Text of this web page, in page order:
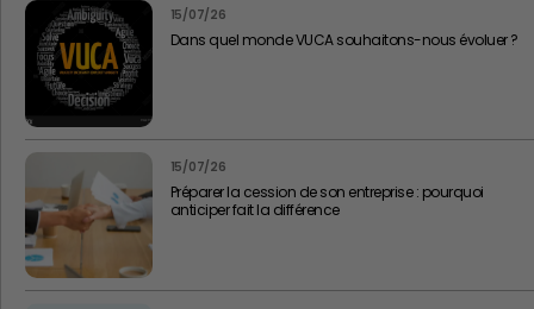
15/07/26
Dans quel monde VUCA souhaitons-nous évoluer ?
15/07/26
Préparer la cession de son entreprise : pourquoi
anticiper fait la différence